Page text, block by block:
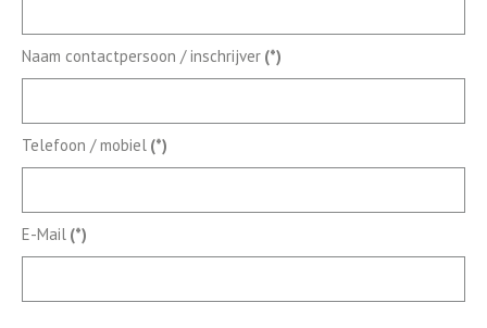
Naam contactpersoon / inschrijver (*)
Telefoon / mobiel (*)
E-Mail (*)